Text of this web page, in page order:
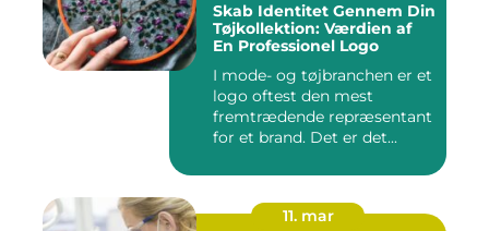
Skab Identitet Gennem Din
Tøjkollektion: Værdien af
En Professionel Logo
I mode- og tøjbranchen er et
logo oftest den mest
fremtrædende repræsentant
for et brand. Det er det...
11. mar